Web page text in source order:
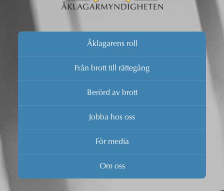
Åklagarens roll
Från brott till rättegång
Berörd av brott
Jobba hos oss
För media
Om oss